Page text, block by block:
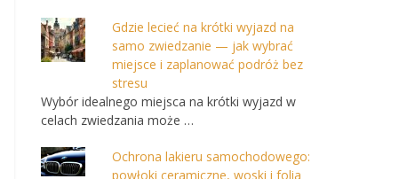
Gdzie lecieć na krótki wyjazd na
samo zwiedzanie — jak wybrać
miejsce i zaplanować podróż bez
stresu
Wybór idealnego miejsca na krótki wyjazd w
celach zwiedzania może …
Ochrona lakieru samochodowego:
powłoki ceramiczne, woski i folia